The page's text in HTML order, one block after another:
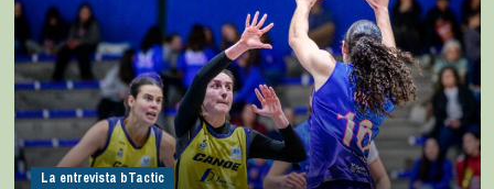
La entrevista bTactic